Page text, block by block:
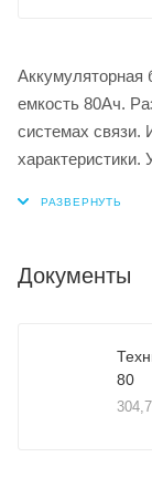
Аккумуляторная
емкость 80Ач.
системах связи.
Документы
80